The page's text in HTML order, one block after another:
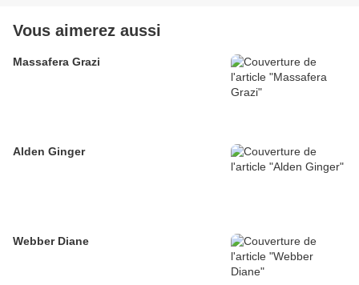
Vous aimerez aussi
Massafera Grazi
Alden Ginger
Webber Diane